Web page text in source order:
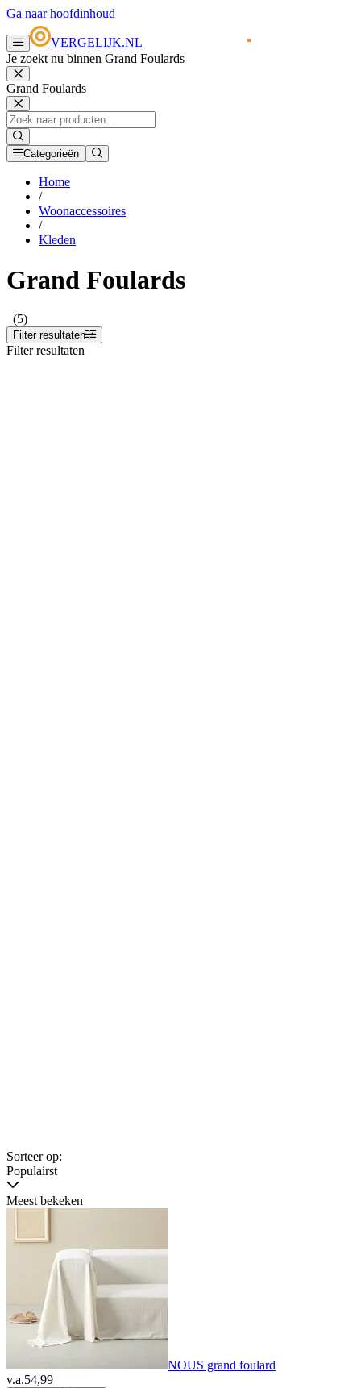
Ga naar hoofdinhoud
VERGELIJK.NL
Je zoekt nu binnen Grand Foulards
Grand Foulards
Categorieën
Home
/
Woonaccessoires
/
Kleden
Grand Foulards
(5)
Filter resultaten
Filter resultaten
Sorteer op:
Populairst
Meest bekeken
NOUS grand foulard
v.a.54,99